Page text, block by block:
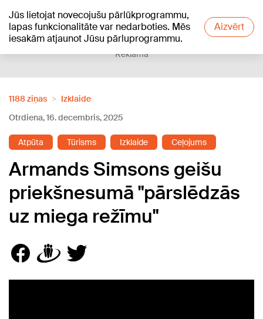
Jūs lietojat novecojušu pārlūkprogrammu,
lapas funkcionalitāte var nedarboties. Mēs
iesakām atjaunot Jūsu pārluprogrammu.
Aizvērt
+21°C
Reklāma
1188 ziņas
Izklaide
Otrdiena, 16. decembris, 2025
Atpūta Tūrisms Izklaide Ceļojums
Armands Simsons geišu
priekšnesumā "pārslēdzās
uz miega režīmu"